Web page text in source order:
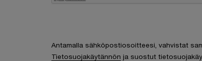
Antamalla sähköpostiosoitteesi, vahvistat
Tietosuojakäytännön ja suostut